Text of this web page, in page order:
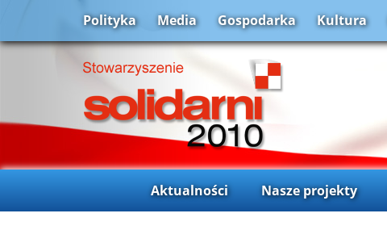
Polityka Media Gospodarka Kultura
Aktualności Nasze projekty